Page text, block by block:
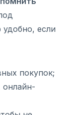
если
покупок;
онлайн-